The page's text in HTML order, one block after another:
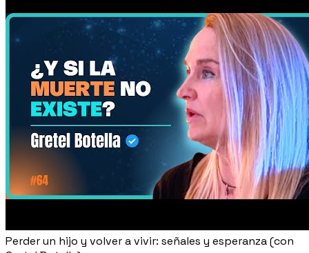
Perder un hijo y volver a vivir: señales y esperanza (con